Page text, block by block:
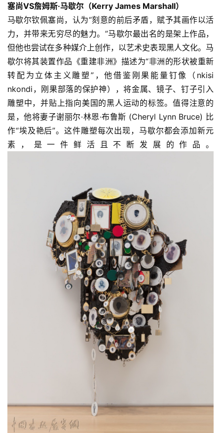
塞尚VS詹姆斯·马歇尔（Kerry James Marshall）
马歇尔钦佩塞尚，认为“刻意的前后矛盾，赋予其画作以活
力，并带来无穷尽的魅力。”马歇尔最出名的是架上作品，
但他也尝试在多种媒介上创作，以艺术史表现黑人文化。马
歇尔将其装置作品《重建非洲》描述为“非洲的形状被重新
转配为立体主义雕塑”，他借鉴刚果能量钉像（nkisi
nkondi，刚果部落的保护神），将金属、镜子、钉子引入
雕塑中，并贴上指向美国的黑人运动的标签。值得注意的
是，他将妻子谢丽尔·林恩·布鲁斯 (Cheryl Lynn Bruce) 比
作“埃及艳后”。这件雕塑每次出现，马歇尔都会添加新元
素，是一件鲜活且不断发展的作品。